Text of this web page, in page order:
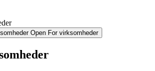
Open For virksomheder